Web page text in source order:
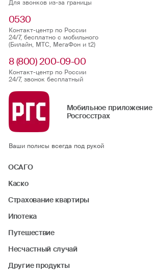
Для звонков из-за границы
0530
Контакт-центр по России
24/7, бесплатно с мобильного
(Билайн, МТС, МегаФон и t2)
8 (800) 200-09-00
Контакт-центр по России
24/7, звонок бесплатный
Мобильное приложение
Росгосстрах
Ваши полисы всегда под рукой
ОСАГО
Каско
Страхование квартиры
Ипотека
Путешествие
Несчастный случай
Другие продукты